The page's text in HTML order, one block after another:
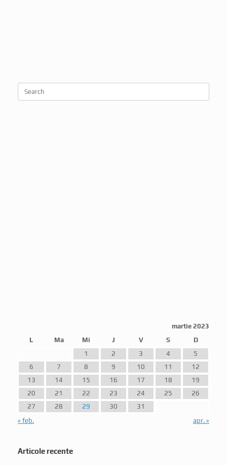
martie 2023
L
Ma Mi J V S
D
1
2 3 4
5
6
7 8 9 10 11
12
13
14 15 16 17 18
19
20
21 22 23 24 25
26
27
28 29 30
31
« feb.
apr. »
Articole recente